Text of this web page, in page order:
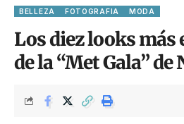
BELLEZA FOTOGRAFIA MODA
Los diez looks más
de la “Met Gala” de